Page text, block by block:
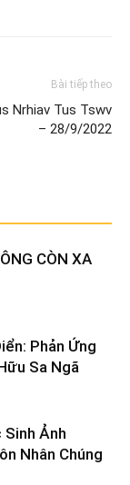
Bài tiếp theo
Nrhiav Tus Tswv
– 28/9/2022
CÒN XA
Phản Ứng
Sa Ngã
Sinh Ảnh
Nhân Chúng